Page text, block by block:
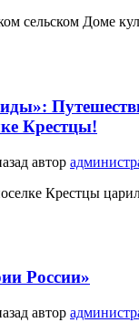
сельском Доме
Крестцы!
автор
Крестцы
России»
автор